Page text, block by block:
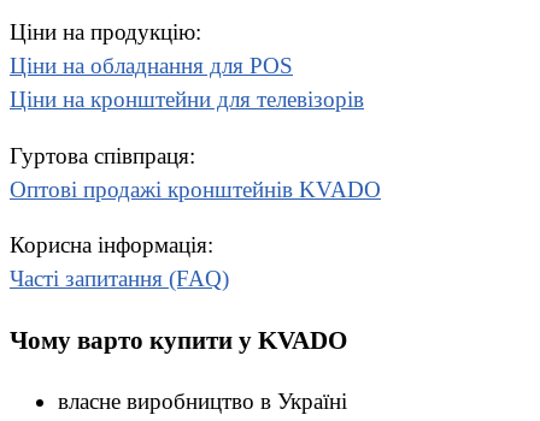
Ціни на продукцію:
Ціни на обладнання для POS
Ціни на кронштейни для телевізорів
Гуртова співпраця:
Оптові продажі кронштейнів KVADO
Корисна інформація:
Часті запитання (FAQ)
Чому варто купити у KVADO
власне виробництво в Україні